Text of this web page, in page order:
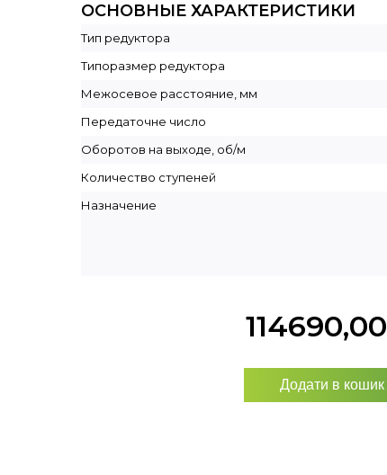
ОСНОВНЫЕ ХАРАКТЕРИСТИКИ
Тип редуктора
Типоразмер редуктора
Межосевое расстояние, мм
Передаточне число
Оборотов на выходе, об/м
Количество ступеней
Назначение
114690,00
Додати в кошик